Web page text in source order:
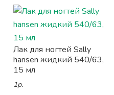
Лак для ногтей Sally
hansen жидкий 540/63,
15 мл
1р.